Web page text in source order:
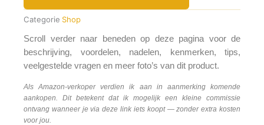
Categorie Shop
Scroll verder naar beneden op deze pagina voor de
beschrijving, voordelen, nadelen, kenmerken, tips,
veelgestelde vragen en meer foto’s van dit product.
Als Amazon-verkoper verdien ik aan in aanmerking komende
aankopen. Dit betekent dat ik mogelijk een kleine commissie
ontvang wanneer je via deze link iets koopt — zonder extra kosten
voor jou.